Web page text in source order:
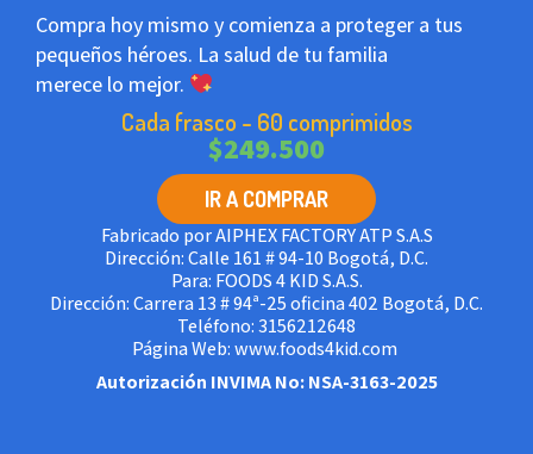
Compra hoy mismo y comienza a proteger a tus
pequeños héroes. La salud de tu familia
merece lo mejor.
Cada frasco - 60 comprimidos
$249.500
IR A COMPRAR
Fabricado por AIPHEX FACTORY ATP S.A.S
Dirección: Calle 161 # 94-10 Bogotá, D.C.
Para: FOODS 4 KID S.A.S.
Dirección: Carrera 13 # 94ª-25 oficina 402 Bogotá, D.C.
Teléfono: 3156212648
Página Web: www.foods4kid.com
Autorización INVIMA No: NSA-3163-2025